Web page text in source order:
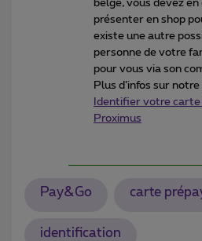
belge, vous devez
présenter en shop
existe une autre
personne de votre
pour vous via son
Plus d’infos sur
Identifier votre carte
Proximus
Pay&Go carte
identification